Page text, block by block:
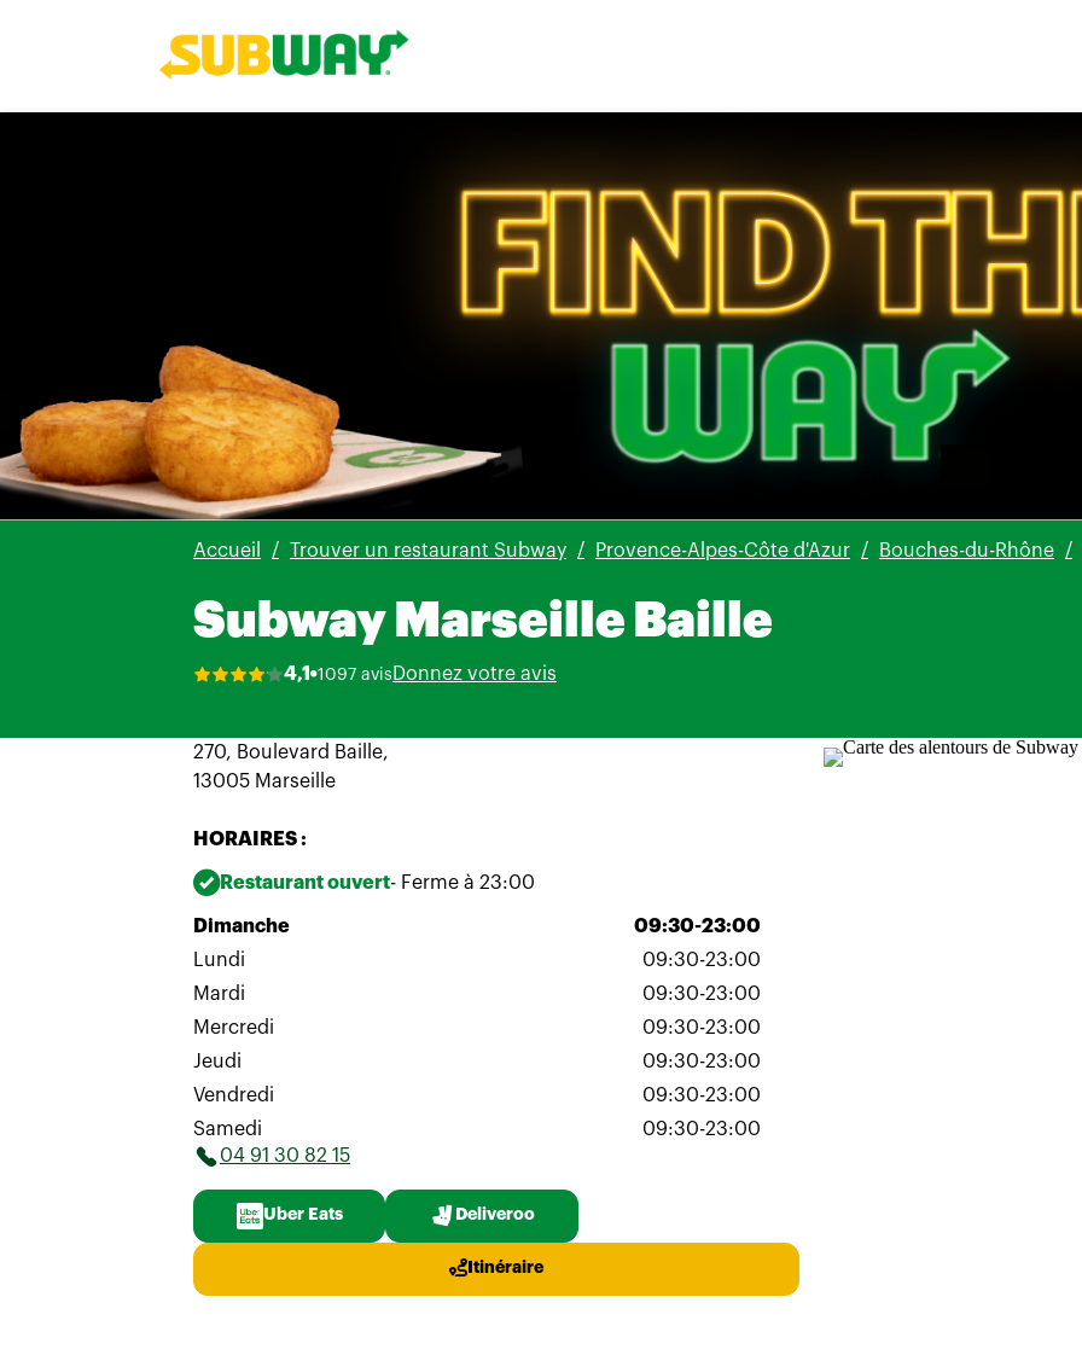
Accueil Trouver un restaurant Subway Provence-Alpes-Côte d'Azur Bouches-du-Rhône
Subway Marseille Baille
4,1 1097 avis Donnez votre avis
270, Boulevard Baille,
13005 Marseille
HORAIRES :
Restaurant ouvert- Ferme à 23:00
Dimanche
09:30-23:00
Lundi
09:30-23:00
Mardi
09:30-23:00
Mercredi
09:30-23:00
Jeudi
09:30-23:00
Vendredi
09:30-23:00
Samedi
09:30-23:00
04 91 30 82 15
Uber Eats Deliveroo
Itinéraire